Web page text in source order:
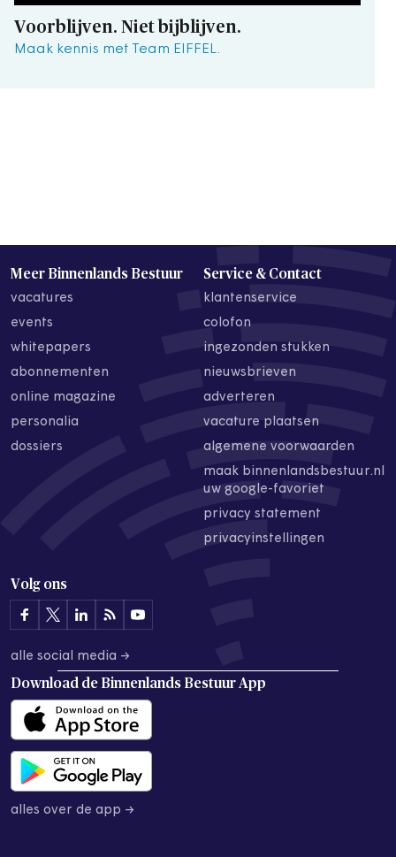
Voorblijven. Niet bijblijven.
Maak kennis met Team EIFFEL.
Meer Binnenlands Bestuur
vacatures
events
whitepapers
abonnementen
online magazine
personalia
dossiers
Service & Contact
klantenservice
colofon
ingezonden stukken
nieuwsbrieven
adverteren
vacature plaatsen
algemene voorwaarden
maak binnenlandsbestuur.nl
uw google-favoriet
privacy statement
privacyinstellingen
Volg ons
alle social media →
Download de Binnenlands Bestuur App
alles over de app →